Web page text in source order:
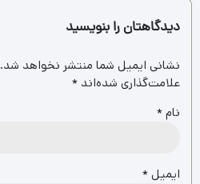
دیدگاهتان را بنویسید
نشانی ایمیل شما منتشر نخواهد شد.
علامت‌گذاری شده‌اند *
نام*
ایمیل*